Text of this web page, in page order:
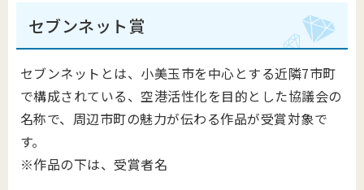
セブンネット賞
セブンネットとは、小美玉市を中心とする近隣7市町
で構成されている、空港活性化を目的とした協議会の
名称で、周辺市町の魅力が伝わる作品が受賞対象で
す。
※作品の下は、受賞者名